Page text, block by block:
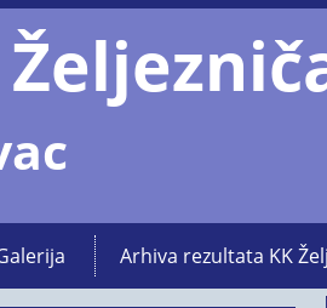
Arhiva rezultata KK